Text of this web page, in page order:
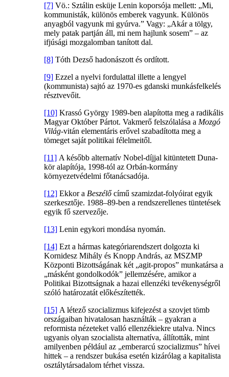
[7] Vö.: Sztálin esküje Lenin koporsója mellett: „Mi,
kommunisták, különös emberek vagyunk. Különös
anyagból vagyunk mi gyúrva.” Vagy: „Akár a tölgy,
mely patak partján áll, mi nem hajlunk sosem” – az
ifjúsági mozgalomban tanított dal.
[8] Tóth Dezső hadonászott és ordított.
[9] Ezzel a nyelvi fordulattal illette a lengyel
(kommunista) sajtó az 1970-es gdanski munkásfelkelés
résztvevőit.
[10] Krassó György 1989-ben alapította meg a radikális
Magyar Október Pártot. Vakmerő felszólalása a Mozgó
Világ-vitán elementáris erővel szabadította meg a
tömeget saját politikai félelmeitől.
[11] A később alternatív Nobel-díjjal kitüntetett Duna-
kör alapítója, 1998-tól az Orbán-kormány
környezetvédelmi főtanácsadója.
[12] Ekkor a Beszélőcímű szamizdat-folyóirat egyik
szerkesztője. 1988–89-ben a rendszerellenes tüntetések
egyik fő szervezője.
[13] Lenin egykori mondása nyomán.
[14] Ezt a hármas kategóriarendszert dolgozta ki
Kornidesz Mihály és Knopp András, az MSZMP
Központi Bizottságának két „agit-propos” munkatársa a
„másként gondolkodók” jellemzésére, amikor a
Politikai Bizottságnak a hazai ellenzéki tevékenységről
szóló határozatát előkészítették.
[15] A létező szocializmus kifejezést a szovjet tömb
országaiban hivatalosan használták – gyakran a
reformista nézeteket valló ellenzékiekre utalva. Nincs
ugyanis olyan szocialista alternatíva, állították, mint
amilyenben például az „emberarcú szocializmus” hívei
hittek – a rendszer bukása esetén kizárólag a kapitalista
osztálytársadalom térhet vissza.